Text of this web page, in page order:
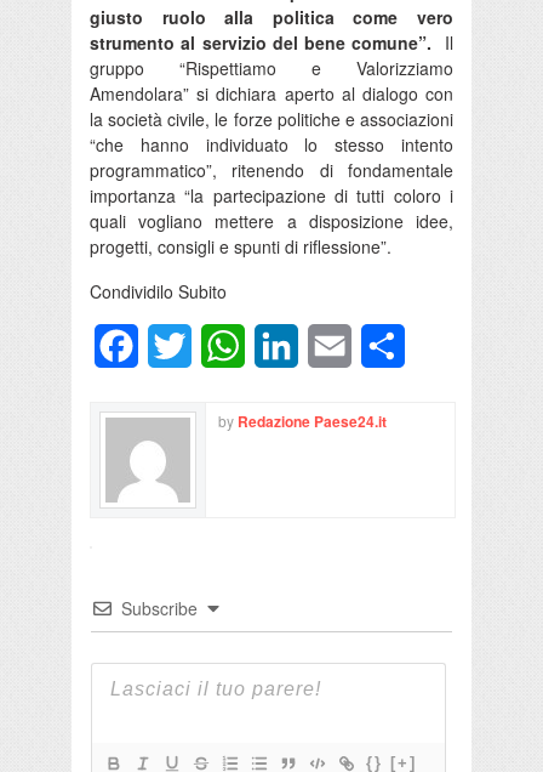
giusto ruolo alla politica come vero
strumento al servizio del bene comune”. Il
gruppo “Rispettiamo e Valorizziamo
Amendolara” si dichiara aperto al dialogo con
la società civile, le forze politiche e associazioni
“che hanno individuato lo stesso intento
programmatico”, ritenendo di fondamentale
importanza “la partecipazione di tutti coloro i
quali vogliano mettere a disposizione idee,
progetti, consigli e spunti di riflessione”.
Condividilo Subito
FacebookTwitter WhatsAppLinkedInEmail
by Redazione Paese24.it
Subscribe
{} [+]